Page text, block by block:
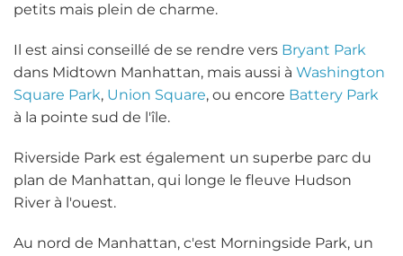
petits mais plein de charme.
Il est ainsi conseillé de se rendre vers Bryant Park
dans Midtown Manhattan, mais aussi à Washington
Square Park, Union Square, ou encore Battery Park
à la pointe sud de l'île.
Riverside Park est également un superbe parc du
plan de Manhattan, qui longe le fleuve Hudson
River à l'ouest.
Au nord de Manhattan, c'est Morningside Park, un